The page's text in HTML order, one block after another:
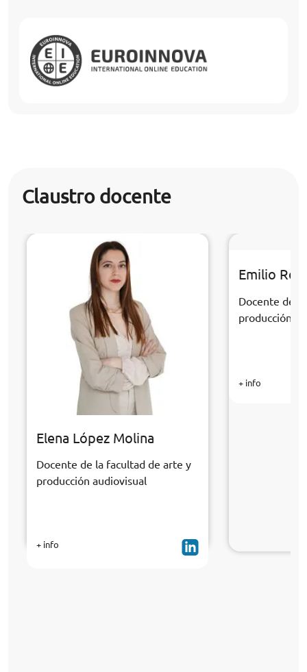
Claustro docente
Elena López Molina
Docente de la facultad de arte y
producción audiovisual
+ info
Emilio
Docente de
producción
+ info